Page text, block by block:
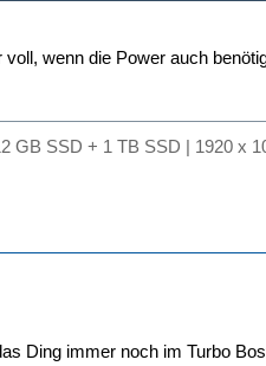
wenn die Power auch
GB SSD + 1 TB SSD | 1920 x
Ding immer noch im Turbo